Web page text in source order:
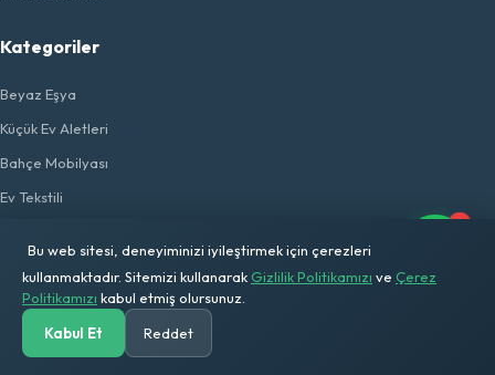
Kategoriler
Beyaz Eşya
Küçük Ev Aletleri
Bahçe Mobilyası
Ev Tekstili
Solar Sistem
Flaş Ürünler
1
Kategoriler Ara
Bu web sitesi, deneyiminizi iyileştirmek için çerezleri
kullanmaktadır. Sitemizi kullanarak Gizlilik Politikamızı ve Çerez
Politikamızı kabul etmiş olursunuz.
Kabul Et
Reddet